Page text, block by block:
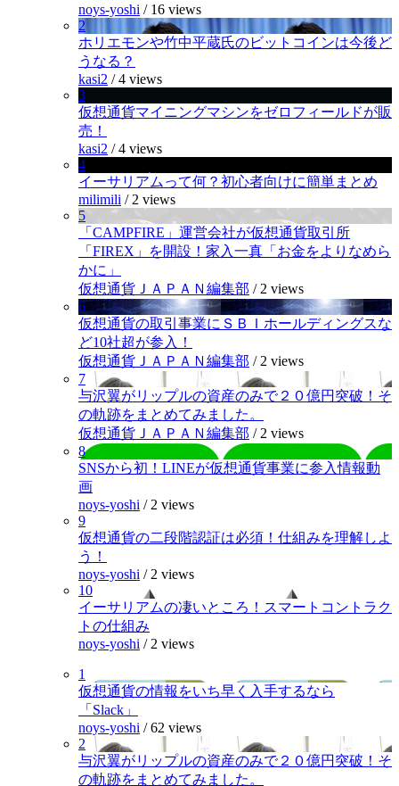
noys-yoshi / 16 views
2
ホリエモンや竹中平蔵氏のビットコインは今後ど
うなる？
kasi2 /4 views
3
仮想通貨マイニングマシンをゼロフィールドが販
売！
kasi2 /4 views
4
イーサリアムって何？初心者向けに簡単まとめ
milimili / 2 views
5
「CAMPFIRE」運営会社が仮想通貨取引所
「FIREX」を開設！家入一真「お金をよりなめら
かに」
仮想通貨ＪＡＰＡＮ編集部 / 2 views
6
仮想通貨の取引事業にＳＢＩホールディングスな
ど10社超が参入！
仮想通貨ＪＡＰＡＮ編集部 / 2 views
7
与沢翼がリップルの資産のみで２０億円突破！そ
の軌跡をまとめてみました。
仮想通貨ＪＡＰＡＮ編集部 / 2 views
8
SNSから初！LINEが仮想通貨事業に参入情報動
画
noys-yoshi / 2 views
9
仮想通貨の二段階認証は必須！仕組みを理解しよ
う！
noys-yoshi / 2 views
10
イーサリアムの凄いところ！スマートコントラク
トの仕組み
noys-yoshi / 2 views
1
仮想通貨の情報をいち早く入手するなら
「Slack」
noys-yoshi /62 views
2
与沢翼がリップルの資産のみで２０億円突破！そ
の軌跡をまとめてみました。